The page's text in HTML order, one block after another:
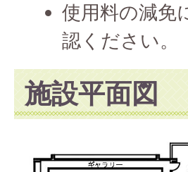
使用料の減免
認ください。
施設平面図